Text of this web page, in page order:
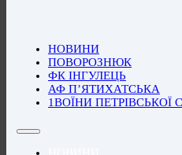
НОВИНИ
ПОВОРОЗНЮК
ФК ІНГУЛЕЦЬ
АФ П’ЯТИХАТСЬКА
1ВОЇНИ